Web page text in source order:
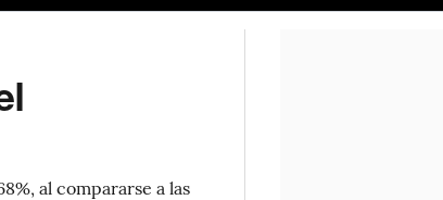
al compararse a las